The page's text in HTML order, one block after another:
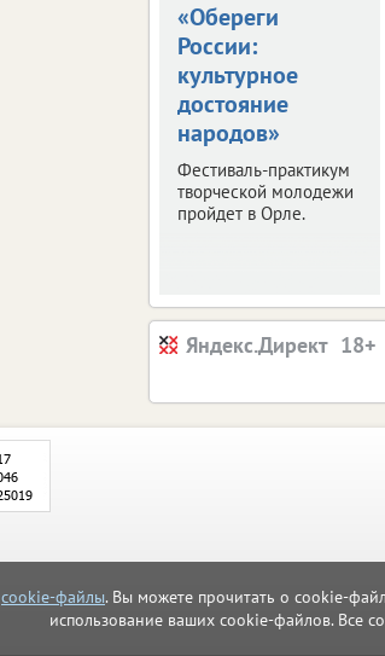
cookie-файлы. Вы можете прочитать о cookie-
использование ваших cookie-файлов. Все
«Обереги
России:
культурное
достояние
народов»
Фестиваль-практикум
творческой молодежи
пройдет в Орле.
Яндекс.Директ